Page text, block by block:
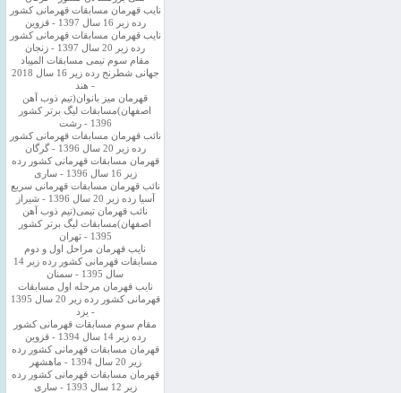
نایب قهرمان مسابقات قهرمانی کشور
رده زیر 16 سال 1397 - قزوین
نایب قهرمان مسابقات قهرمانی کشور
رده زیر 20 سال 1397 - زنجان
مقام سوم تیمی مسابقات المپیاد
جهانی شطرنج رده زیر 16 سال 2018
- هند
قهرمان میز بانوان(تیم ذوب آهن
اصفهان)مسابقات لیگ برتر کشور
1396 - رشت
نائب قهرمان مسابقات قهرمانی کشور
رده زیر 20 سال 1396 - گرگان
قهرمان مسابقات قهرمانی کشور رده
زیر 16 سال 1396 - ساری
نائب قهرمان مسابقات قهرمانی سریع
آسیا رده زیر 20 سال 1396 - شیراز
نائب قهرمان تیمی(تیم ذوب آهن
اصفهان)مسابقات لیگ برتر کشور
1395 - تهران
نایب قهرمان مراحل اول و دوم
مسابقات قهرمانی کشور رده زیر 14
سال 1395 - سمنان
نایب قهرمان مرحله اول مسابقات
قهرمانی کشور رده زیر 20 سال 1395
- یزد
مقام سوم مسابقات قهرمانی کشور
رده زیر 14 سال 1394 - قزوین
قهرمان مسابقات قهرمانی کشور رده
زیر 20 سال 1394 - ماهشهر
قهرمان مسابقات قهرمانی کشور رده
زیر 12 سال 1393 - ساری